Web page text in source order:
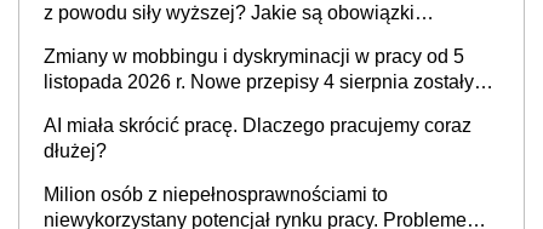
z powodu siły wyższej? Jakie są obowiązki
Zmiany w mobbingu i dyskryminacji w pracy od 5
listopada 2026 r. Nowe przepisy 4 sierpnia zostały
AI miała skrócić pracę. Dlaczego pracujemy coraz
dłużej?
Milion osób z niepełnosprawnościami to
niewykorzystany potencjał rynku pracy. Problemem